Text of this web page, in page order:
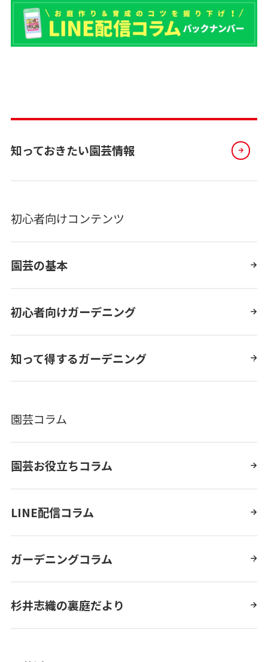
知っておきたい園芸情報
初心者向けコンテンツ
園芸の基本
初心者向けガーデニング
知って得するガーデニング
園芸コラム
園芸お役立ちコラム
LINE配信コラム
ガーデニングコラム
杉井志織の裏庭だより